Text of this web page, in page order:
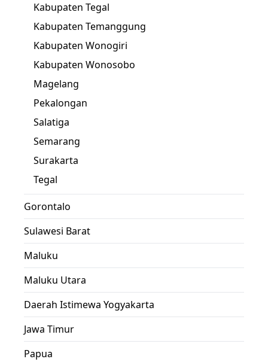
Kabupaten Tegal
Kabupaten Temanggung
Kabupaten Wonogiri
Kabupaten Wonosobo
Magelang
Pekalongan
Salatiga
Semarang
Surakarta
Tegal
Gorontalo
Sulawesi Barat
Maluku
Maluku Utara
Daerah Istimewa Yogyakarta
Jawa Timur
Papua